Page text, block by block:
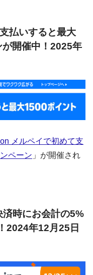
払いすると最大
開催中！2025年
メルペイで初めて支
ペーン 」が開催され
時にお会計の5%
2024年12月25日